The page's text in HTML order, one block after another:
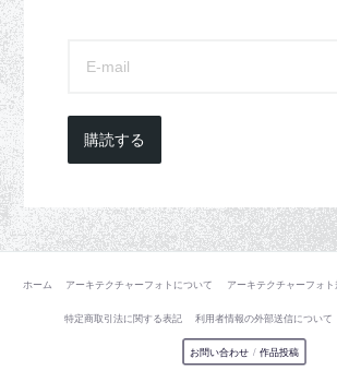
購読する
ホーム アーキテクチャーフォトについて アーキテクチャーフォト
特定商取引法に関する表記 利用者情報の外部送信について
お問い合わせ / 作品投稿